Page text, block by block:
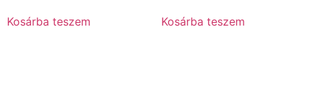
Kosárba teszem Kosárba teszem